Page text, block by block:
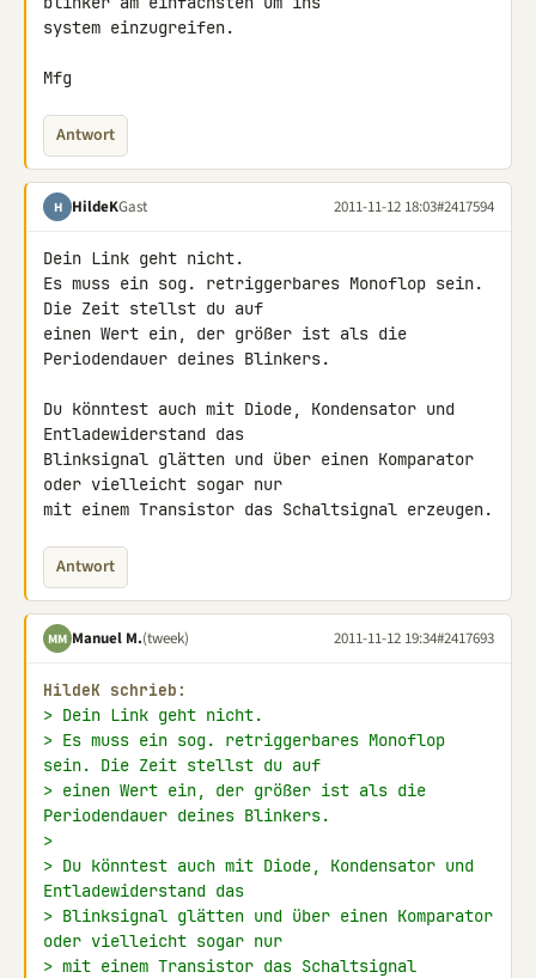
system einzugreifen.
Mfg
Antwort
H HildeKGast 2011-11-12 18:03#2417594
Dein Link geht nicht.
Es muss ein sog. retriggerbares Monoflop sein.
Die Zeit stellst du auf
einen Wert ein, der größer ist als die
Periodendauer deines Blinkers.
Du könntest auch mit Diode, Kondensator und
Entladewiderstand das
Blinksignal glätten und über einen Komparator
oder vielleicht sogar nur
mit einem Transistor das Schaltsignal erzeugen.
Antwort
MM Manuel M.(tweek) 2011-11-12 19:34#2417693
HildeK schrieb:
> Dein Link geht nicht.
> Es muss ein sog. retriggerbares Monoflop
sein. Die Zeit stellst du auf
> einen Wert ein, der größer ist als die
Periodendauer deines Blinkers.
>
> Du könntest auch mit Diode, Kondensator und
Entladewiderstand das
> Blinksignal glätten und über einen Komparator
oder vielleicht sogar nur
> mit einem Transistor das Schaltsignal